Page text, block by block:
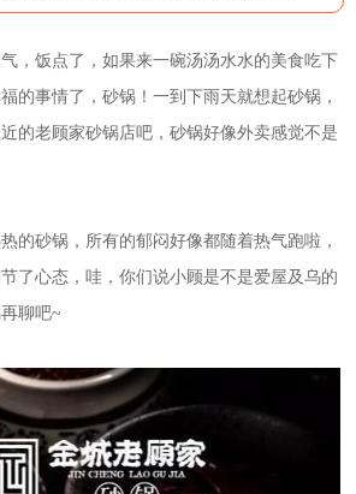
，饭点了，如果来一碗汤汤水水的美食吃下
的事情了，砂锅！一到下雨天就想起砂锅，
的老顾家砂锅店吧，砂锅好像外卖感觉不是
的砂锅，所有的郁闷好像都随着热气跑啦，
了心态，哇，你们说小顾是不是爱屋及乌的
聊吧~